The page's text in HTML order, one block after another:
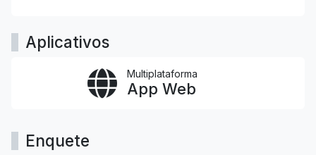
Aplicativos
Multiplataforma
App Web
Enquete